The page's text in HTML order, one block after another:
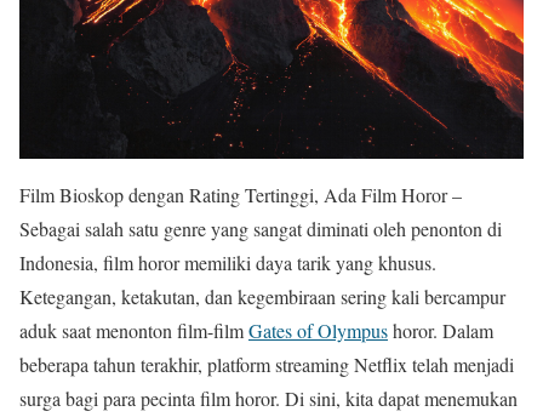
Film Bioskop dengan Rating Tertinggi, Ada Film Horor –
Sebagai salah satu genre yang sangat diminati oleh penonton di
Indonesia, film horor memiliki daya tarik yang khusus.
Ketegangan, ketakutan, dan kegembiraan sering kali bercampur
aduk saat menonton film-filmGates of Olympushoror. Dalam
beberapa tahun terakhir, platform streaming Netflix telah menjadi
surga bagi para pecinta film horor. Di sini, kita dapat menemukan